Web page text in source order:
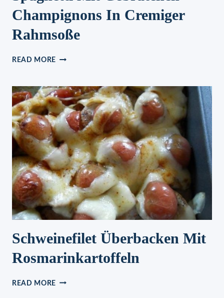
Champignons In Cremiger
Rahmsoße
READ MORE SPAGHETTI
CHAMPIGNONS
IN
CREMIGER
RAHMSOSSE
Schweinefilet Überbacken Mit
Rosmarinkartoffeln
READ MORE SCHWEINEFILET